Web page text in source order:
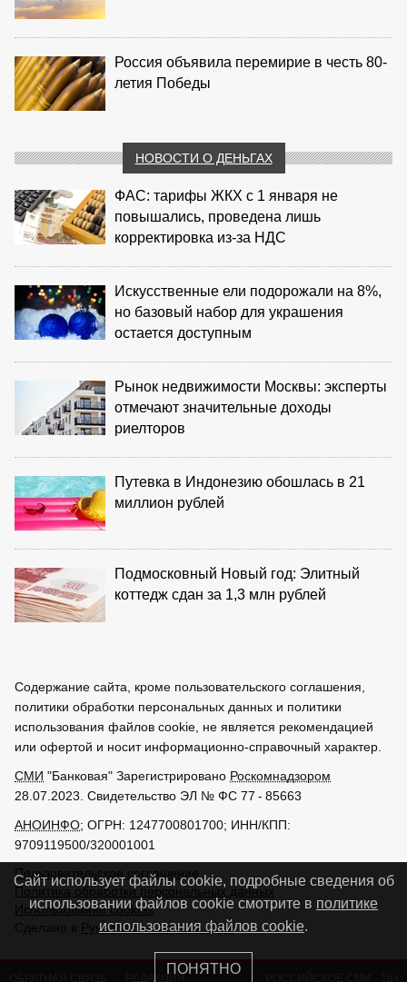
Россия объявила перемирие в честь 80-
летия Победы
НОВОСТИ О ДЕНЬГАХ
ФАС: тарифы ЖКХ с 1 января не
повышались, проведена лишь
корректировка из‑за НДС
Искусственные ели подорожали на 8%,
но базовый набор для украшения
остается доступным
Рынок недвижимости Москвы: эксперты
отмечают значительные доходы
риелторов
Путевка в Индонезию обошлась в 21
миллион рублей
Подмосковный Новый год: Элитный
коттедж сдан за 1,3 млн рублей
Содержание сайта, кроме пользовательского соглашения,
политики обработки персональных данных и политики
использования файлов cookie, не является рекомендацией
или офертой и носит информационно-справочный характер.
СМИ "Банковая" Зарегистрировано Роскомнадзором
28.07.2023. Свидетельство ЭЛ № ФС 77 - 85663
АНОИНФО; ОГРН: 1247700801700; ИНН/КПП:
9709119500/320001001
Пользовательское соглашение
Политика обработки персональных данных
Использование cookies
Сделано в
РунетЛаб – Сайты и CRM
Сайт использует файлы cookie, подробные сведения об
использовании файлов cookie смотрите в политике
использования файлов cookie.
ПОНЯТНО